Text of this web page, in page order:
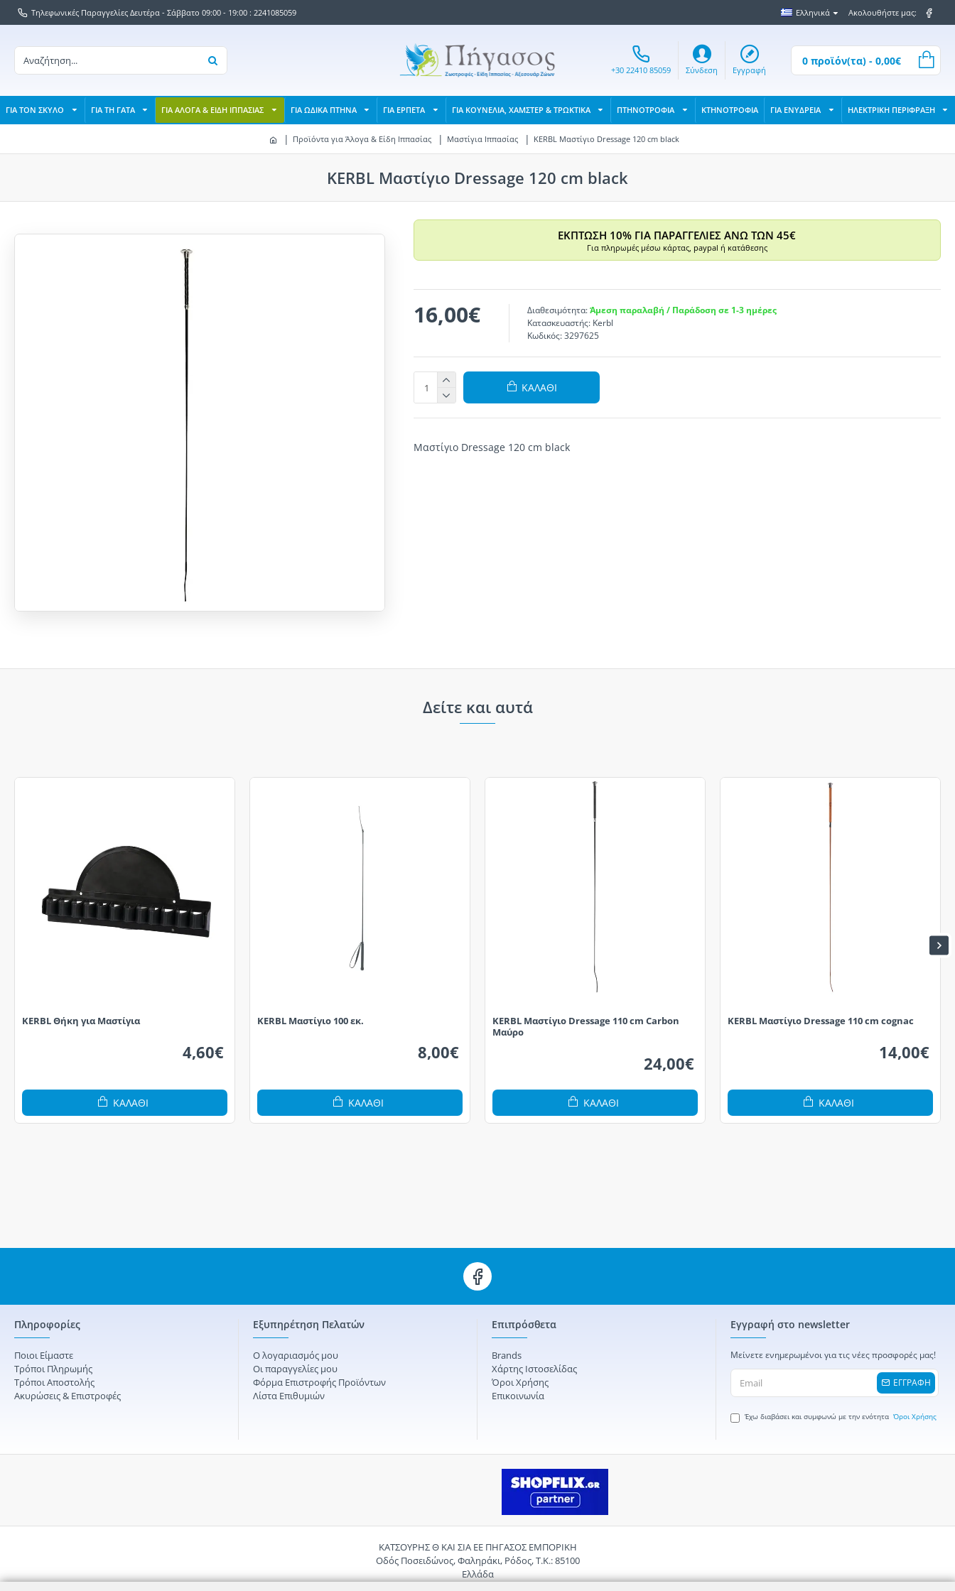
Τηλεφωνικές Παραγγελίες Δευτέρα - Σάββατο 09:00 - 19:00 : 2241085059 Ελληνικά Ακολουθήστε μας:
+30 22410 85059 Σύνδεση Εγγραφή
0 προϊόν(τα) - 0,00€
ΓΙΑ ΤΟΝ ΣΚΥΛΟ ΓΙΑ ΤΗ ΓΑΤΑ ΓΙΑ ΑΛΟΓΑ & ΕΙΔΗ ΙΠΠΑΣΙΑΣ ΓΙΑ ΩΔΙΚΑ ΠΤΗΝΑ ΓΙΑ ΕΡΠΕΤΑ ΓΙΑ ΚΟΥΝΕΛΙΑ, ΧΑΜΣΤΕΡ & ΤΡΩΚΤΙΚΑ ΠΤΗΝΟΤΡΟΦΙΑ ΚΤΗΝΟΤΡΟΦΙΑ ΓΙΑ ΕΝΥΔΡΕΙΑ ΗΛΕΚΤΡΙΚΗ ΠΕΡΙΦΡΑΞΗ
Προϊόντα για Άλογα & Είδη Ιππασίας Μαστίγια Ιππασίας KERBL Μαστίγιο Dressage 120 cm black
KERBL Μαστίγιο Dressage 120 cm black
ΕΚΠΤΩΣΗ 10% ΓΙΑ ΠΑΡΑΓΓΕΛΙΕΣ ΑΝΩ ΤΩΝ 45€
Για πληρωμές μέσω κάρτας, paypal ή κατάθεσης
16,00€ Διαθεσιμότητα: Άμεση παραλαβή / Παράδοση σε 1-3 ημέρες
Κατασκευαστής: Kerbl
Κωδικός: 3297625
ΚΑΛΆΘΙ
Μαστίγιο Dressage 120 cm black
Δείτε και αυτά
KERBL Θήκη για Μαστίγια
4,60€
ΚΑΛΆΘΙ
KERBL Μαστίγιο 100 εκ.
8,00€
ΚΑΛΆΘΙ
KERBL Μαστίγιο Dressage 110 cm Carbon
Μαύρο
24,00€
ΚΑΛΆΘΙ
KERBL Μαστίγιο Dressage 110 cm cognac
14,00€
ΚΑΛΆΘΙ
Πληροφορίες
Ποιοι Είμαστε
Τρόποι Πληρωμής
Τρόποι Αποστολής
Ακυρώσεις & Επιστροφές
Εξυπηρέτηση Πελατών
Ο λογαριασμός μου
Οι παραγγελίες μου
Φόρμα Επιστροφής Προϊόντων
Λίστα Επιθυμιών
Επιπρόσθετα
Brands
Χάρτης Ιστοσελίδας
Όροι Χρήσης
Επικοινωνία
Εγγραφή στο newsletter
Μείνετε ενημερωμένοι για τις νέες προσφορές μας!
ΕΓΓΡΑΦΗ
Έχω διαβάσει και συμφωνώ με την ενότητα Όροι Χρήσης
ΚΑΤΣΟΥΡΗΣ Θ ΚΑΙ ΣΙΑ ΕΕ ΠΗΓΑΣΟΣ ΕΜΠΟΡΙΚΗ
Οδός Ποσειδώνος, Φαληράκι, Ρόδος, Τ.Κ.: 85100
Ελλάδα